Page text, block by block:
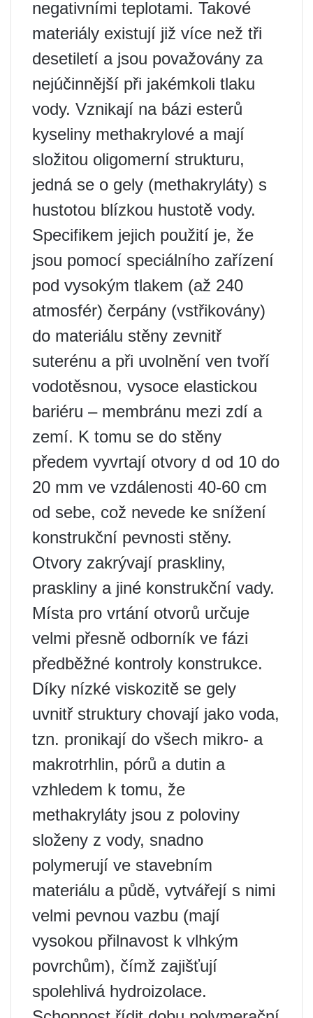
negativními teplotami. Takové
materiály existují již více než tři
desetiletí a jsou považovány za
nejúčinnější při jakémkoli tlaku
vody. Vznikají na bázi esterů
kyseliny methakrylové a mají
složitou oligomerní strukturu,
jedná se o gely (methakryláty) s
hustotou blízkou hustotě vody.
Specifikem jejich použití je, že
jsou pomocí speciálního zařízení
pod vysokým tlakem (až 240
atmosfér) čerpány (vstřikovány)
do materiálu stěny zevnitř
suterénu a při uvolnění ven tvoří
vodotěsnou, vysoce elastickou
bariéru – membránu mezi zdí a
zemí. K tomu se do stěny
předem vyvrtají otvory d od 10 do
20 mm ve vzdálenosti 40-60 cm
od sebe, což nevede ke snížení
konstrukční pevnosti stěny.
Otvory zakrývají praskliny,
praskliny a jiné konstrukční vady.
Místa pro vrtání otvorů určuje
velmi přesně odborník ve fázi
předběžné kontroly konstrukce.
Díky nízké viskozitě se gely
uvnitř struktury chovají jako voda,
tzn. pronikají do všech mikro- a
makrotrhlin, pórů a dutin a
vzhledem k tomu, že
methakryláty jsou z poloviny
složeny z vody, snadno
polymerují ve stavebním
materiálu a půdě, vytvářejí s nimi
velmi pevnou vazbu (mají
vysokou přilnavost k vlhkým
povrchům), čímž zajišťují
spolehlivá hydroizolace.